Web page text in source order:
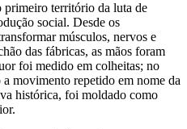
território da luta de
social. Desde os
músculos, nervos e
das fábricas, as mãos foram
foi medido em colheitas; no
movimento repetido em nome da
histórica, foi moldado como